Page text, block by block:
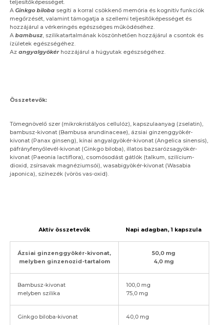
teljesítőképességet.
A Ginkgo biloba segíti a korral csökkenő memória és kognitív funkciók
megőrzését, valamint támogatja a szellemi teljesítőképességet és
hozzájárul a vérkeringés egészséges működéséhez.
A bambusz , szilikatartalmának köszönhetően hozzájárul a csontok és
ízületek egészségéhez.
Az angyalgyökér hozzájárul a húgyutak egészségéhez.
Összetevők:
Tömegnövelő szer (mikrokristályos cellulóz), kapszulaanyag (zselatin),
bambusz-kivonat (Bambusa arundinaceae), ázsiai ginzenggyökér-
kivonat (Panax ginseng), kínai angyalgyökér-kivonat (Angelica sinensis),
páfrányfenyőlevél-kivonat (Ginkgo biloba), illatos bazsarózsagyökér-
kivonat (Paeonia lactiflora), csomósodást gátlók (talkum, szilícium-
dioxid, zsírsavak magnéziumsói), wasabigyökér-kivonat (Wasabia
japonica), színezék (vörös vas-oxid).
Aktív összetevők Napi adagban, 1 kapszula
Ázsiai ginzenggyökér-kivonat,
melyben ginzenozid-tartalom
50,0 mg
4,0 mg
Bambusz-kivonat
melyben szilika
100,0 mg
75,0 mg
Ginkgo biloba-kivonat 40,0 mg